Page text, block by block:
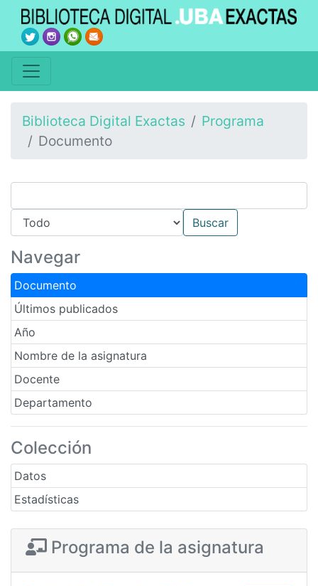
Biblioteca Digital Exactas
Programa
Documento
Navegar
Documento
Últimos publicados
Año
Nombre de la asignatura
Docente
Departamento
Colección
Datos
Estadísticas
Programa de la asignatura